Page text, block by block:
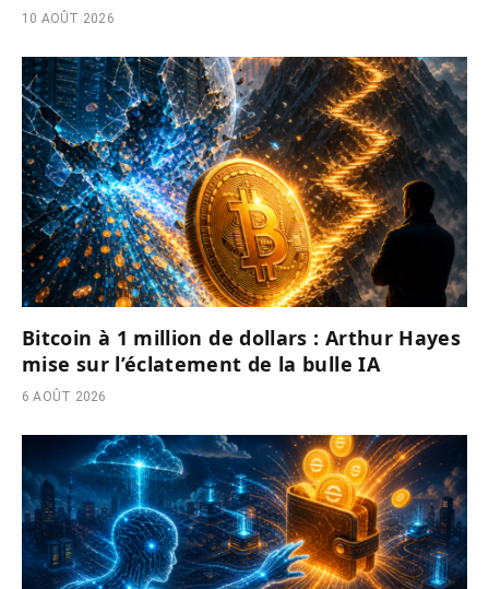
10 AOÛT 2026
Bitcoin à 1 million de dollars : Arthur Hayes
mise sur l’éclatement de la bulle IA
6 AOÛT 2026